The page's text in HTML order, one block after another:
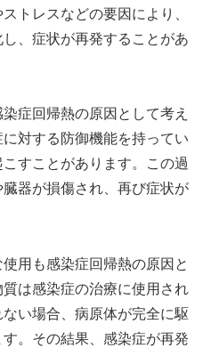
トレスなどの要因により、
、症状が再発することがあ
症回帰熱の原因として考え
対する防御機能を持ってい
すことがあります。この過
器が損傷され、再び症状が
用も感染症回帰熱の原因と
は感染症の治療に使用され
い場合、病原体が完全に駆
。その結果、感染症が再発